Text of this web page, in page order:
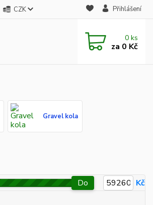
CZK Přihlášení
0 ks
za 0 Kč
Gravel kola
Do Kč